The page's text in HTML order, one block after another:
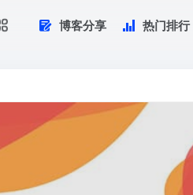
博客分享 热门排行